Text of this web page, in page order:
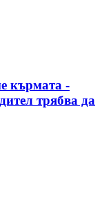
кърмата -
трябва да